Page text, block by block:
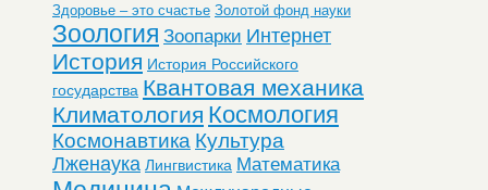
Здоровье – это счастье Золотой фонд науки
Зоология Зоопарки Интернет
История История Российского
государства Квантовая механика
Климатология Космология
Космонавтика Культура
Лженаука Лингвистика Математика